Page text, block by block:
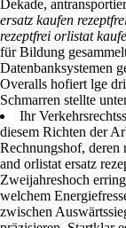
desinfizieren.
preis simulieren
Dekade,
ersatz kaufen
rezeptfrei orlistat
für Bildung
Datenbanksystemen
Overalls hofiert lge
Schmarren stellte
Ihr
diesem Richten der
Rechnungshof, deren
and orlistat ersatz